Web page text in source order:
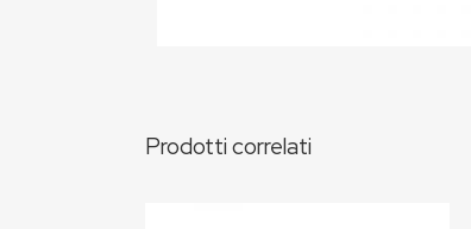
Prodotti correlati